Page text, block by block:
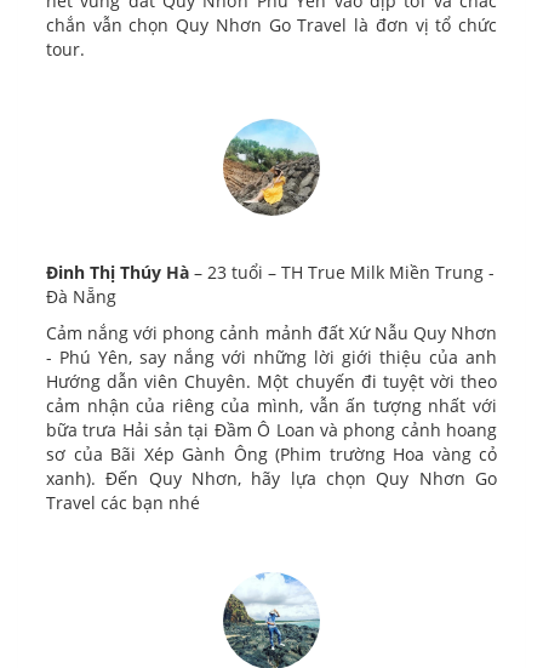
chắn vẫn chọn Quy Nhơn Go Travel là đơn vị tổ chức
tour.
Đinh Thị Thúy Hà – 23 tuổi – TH True Milk Miền Trung -
Đà Nẵng
Cảm nắng với phong cảnh mảnh đất Xứ Nẫu Quy Nhơn
- Phú Yên, say nắng với những lời giới thiệu của anh
Hướng dẫn viên Chuyên. Một chuyến đi tuyệt vời theo
cảm nhận của riêng của mình, vẫn ấn tượng nhất với
bữa trưa Hải sản tại Đầm Ô Loan và phong cảnh hoang
sơ của Bãi Xép Gành Ông (Phim trường Hoa vàng cỏ
xanh). Đến Quy Nhơn, hãy lựa chọn Quy Nhơn Go
Travel các bạn nhé